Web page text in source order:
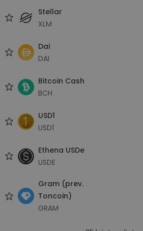
Stellar
XLM
Dai
DAI
Bitcoin Cash
BCH
USD1
USD1
Ethena USDe
USDE
Gram (prev.
Toncoin)
GRAM